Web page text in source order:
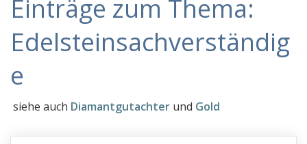
Stichwortverzeichnis
b
d
Einträge zum Thema:
Edelsteinsachverständig
e
siehe auch Diamantgutachter und Gold